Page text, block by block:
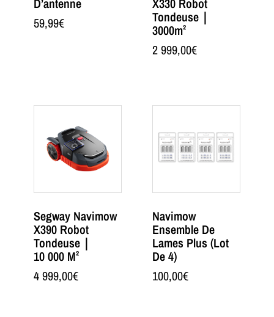
D’antenne
59,99€
X330 Robot
Tondeuse｜
3000m²
2 999,00€
Segway Navimow
X390 Robot
Tondeuse｜
10 000 M²
4 999,00€
Navimow
Ensemble De
Lames Plus (lot
De 4)
100,00€